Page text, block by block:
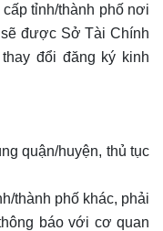
tỉnh/thành phố nơi
được Sở Tài Chính
đổi đăng ký kinh
quận/huyện, thủ tục
thành phố khác, phải
báo với cơ quan